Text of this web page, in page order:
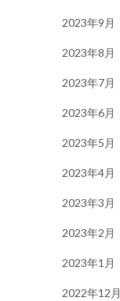
2023年9月
2023年8月
2023年7月
2023年6月
2023年5月
2023年4月
2023年3月
2023年2月
2023年1月
2022年12月